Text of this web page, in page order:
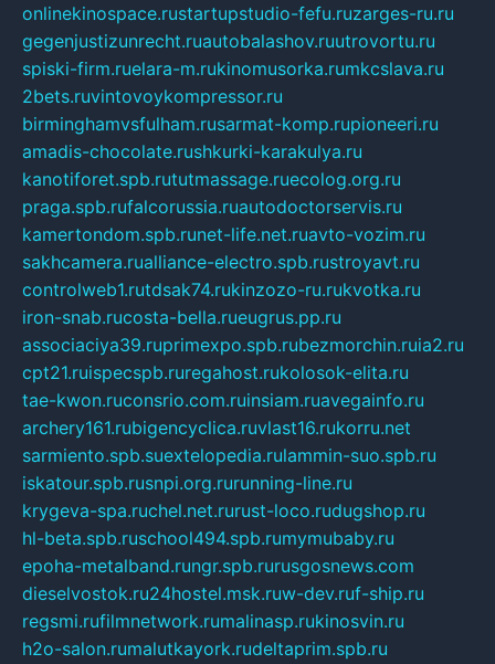
onlinekinospace.rustartupstudio-fefu.ruzarges-ru.ru
gegenjustizunrecht.ruautobalashov.ruutrovortu.ru
spiski-firm.ruelara-m.rukinomusorka.rumkcslava.ru
2bets.ruvintovoykompressor.ru
birminghamvsfulham.rusarmat-komp.rupioneeri.ru
amadis-chocolate.rushkurki-karakulya.ru
kanotiforet.spb.rututmassage.ruecolog.org.ru
praga.spb.rufalcorussia.ruautodoctorservis.ru
kamertondom.spb.runet-life.net.ruavto-vozim.ru
sakhcamera.rualliance-electro.spb.rustroyavt.ru
controlweb1.rutdsak74.rukinzozo-ru.rukvotka.ru
iron-snab.rucosta-bella.rueugrus.pp.ru
associaciya39.ruprimexpo.spb.rubezmorchin.ruia2.ru
cpt21.ruispecspb.ruregahost.rukolosok-elita.ru
tae-kwon.ruconsrio.com.ruinsiam.ruavegainfo.ru
archery161.rubigencyclica.ruvlast16.rukorru.net
sarmiento.spb.suextelopedia.rulammin-suo.spb.ru
iskatour.spb.rusnpi.org.rurunning-line.ru
krygeva-spa.ruchel.net.rurust-loco.rudugshop.ru
hl-beta.spb.ruschool494.spb.rumymubaby.ru
epoha-metalband.rungr.spb.rurusgosnews.com
dieselvostok.ru24hostel.msk.ruw-dev.ruf-ship.ru
regsmi.rufilmnetwork.rumalinasp.rukinosvin.ru
h2o-salon.rumalutkayork.rudeltaprim.spb.ru